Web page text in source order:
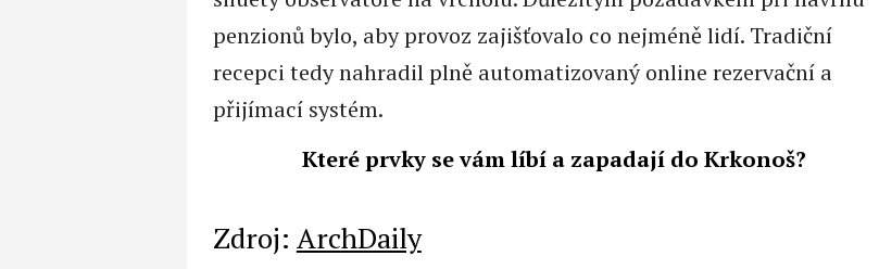
penzionů bylo, aby provoz zajišťovalo co nejméně lidí. Tradiční
recepci tedy nahradil plně automatizovaný online rezervační a
přijímací systém.
Které prvky se vám líbí a zapadají do Krkonoš?
Zdroj: ArchDaily